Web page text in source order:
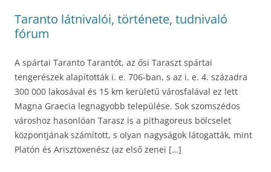
Taranto látnivalói, története, tudnivaló
fórum
A spártai Taranto Tarantót, az ősi Taraszt spártai
tengerészek alapították i. e. 706-ban, s az i. e. 4. századra
300 000 lakosával és 15 km kerületű városfalával ez lett
Magna Graecia legnagyobb települése. Sok szomszédos
városhoz hasonlóan Tarasz is a pithagoreus bölcselet
központjának számított, s olyan nagyságok látogatták, mint
Platón és Arisztoxenész (az első zenei […]